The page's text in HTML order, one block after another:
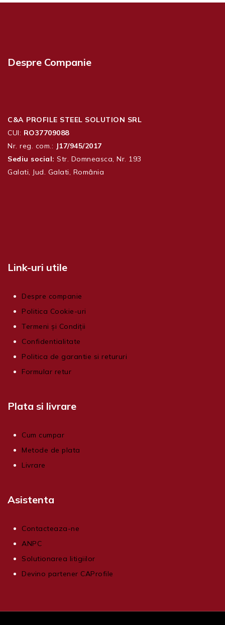
Despre Companie
C&A PROFILE STEEL SOLUTION SRL
CUI: RO37709088
Nr. reg. com.: J17/945/2017
Sediu social: Str. Domneasca, Nr. 193
Galati, Jud. Galati, România
Link-uri utile
Despre companie
Politica Cookie-uri
Termeni și Condiții
Confidentialitate
Politica de garantie si retururi
Formular retur
Plata si livrare
Cum cumpar
Metode de plata
Livrare
Asistenta
Contacteaza-ne
ANPC
Solutionarea litigiilor
Devino partener CAProfile